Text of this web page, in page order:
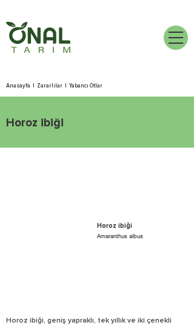
Anasayfa Zararlılar Yabancı Otlar
Horoz ibiği
Horoz ibiği
Amaranthus albus
Horoz ibiği, geniş yapraklı, tek yıllık ve iki çenekli